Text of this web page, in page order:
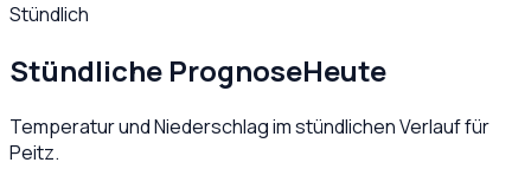
Stündlich
Stündliche PrognoseHeute
Temperatur und Niederschlag im stündlichen Verlauf für
Peitz.